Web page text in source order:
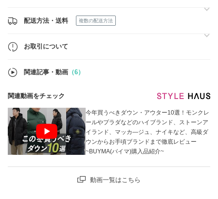
す。
どうぞよろしくお願いいたします。
配送方法・送料 複数の配送方法
お取引について
関連記事・動画 （6）
関連動画をチェック
今年買うべきダウン・アウター10選！モンクレ
ールやプラダなどのハイブランド、ストーンア
イランド、マッカ―ジュ、ナイキなど、高級ダ
ウンからお手頃ブランドまで徹底レビュー
~BUYMA(バイマ)購入品紹介~
動画一覧はこちら